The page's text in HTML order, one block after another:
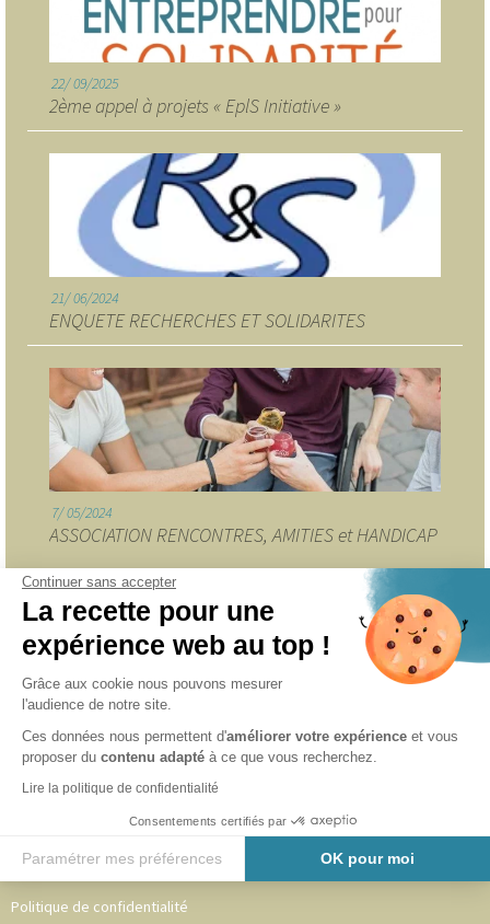
Continuer sans accepter
La recette pour une
expérience web au top !
Grâce aux cookie nous pouvons mesurer
l'audience de notre site.
Ces données nous permettent d'améliorer votre expérience et vous
proposer du contenu adapté à ce que vous recherchez.
Lire la politique de confidentialité
Consentements certifiés par
Paramétrer mes préférences OK pour moi
22 09/2025
2ème appel à projets « EplS Initiative »
21 06/2024
ENQUETE RECHERCHES ET SOLIDARITES
7 05/2024
ASSOCIATION RENCONTRES, AMITIES et HANDICAP
INFORMATIONS
Adhérer au CAVA 49
Notre équipe
Partenaires
Politique de confidentialité